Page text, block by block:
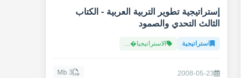
إستراتيجية تطوير التربية العربية - الكتاب
الثالث التحدي والصمود
استراتيجية الاستراتيجيا�...
2008-05-23
3 Mb